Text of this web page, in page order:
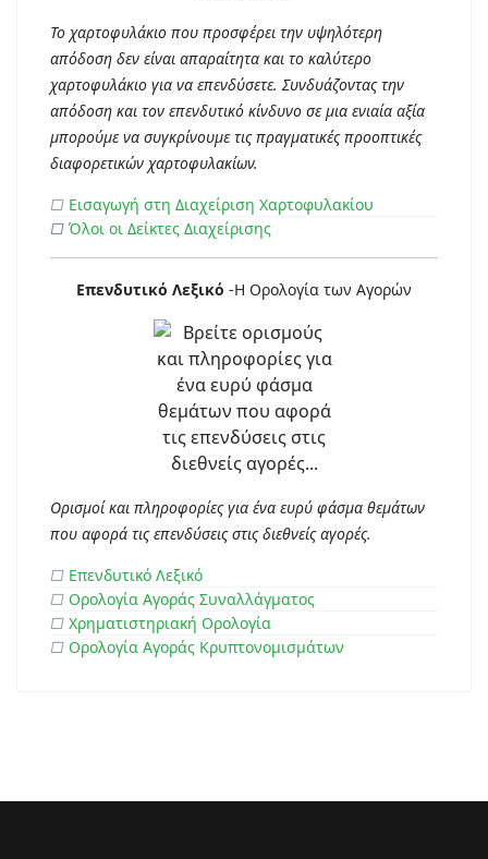
Το χαρτοφυλάκιο που προσφέρει την υψηλότερη
απόδοση δεν είναι απαραίτητα και το καλύτερο
χαρτοφυλάκιο για να επενδύσετε. Συνδυάζοντας την
απόδοση και τον επενδυτικό κίνδυνο σε μια ενιαία αξία
μπορούμε να συγκρίνουμε τις πραγματικές προοπτικές
διαφορετικών χαρτοφυλακίων.
□ Εισαγωγή στη Διαχείριση Χαρτοφυλακίου
□ Όλοι οι Δείκτες Διαχείρισης
Επενδυτικό Λεξικό -Η Ορολογία των Αγορών
Ορισμοί και πληροφορίες για ένα ευρύ φάσμα θεμάτων
που αφορά τις επενδύσεις στις διεθνείς αγορές.
□ Επενδυτικό Λεξικό
□ Ορολογία Αγοράς Συναλλάγματος
□ Χρηματιστηριακή Ορολογία
□ Ορολογία Αγοράς Κρυπτονομισμάτων